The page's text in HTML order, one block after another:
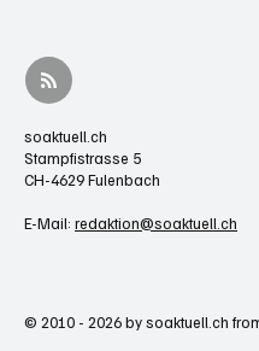
soaktuell.ch
Stampfistrasse 5
CH-4629 Fulenbach
E-Mail: redaktion@soaktuell.ch
© 2010 - 2026 by soaktuell.ch